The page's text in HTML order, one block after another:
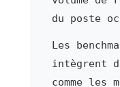
du poste
Les
intègrent
comme les